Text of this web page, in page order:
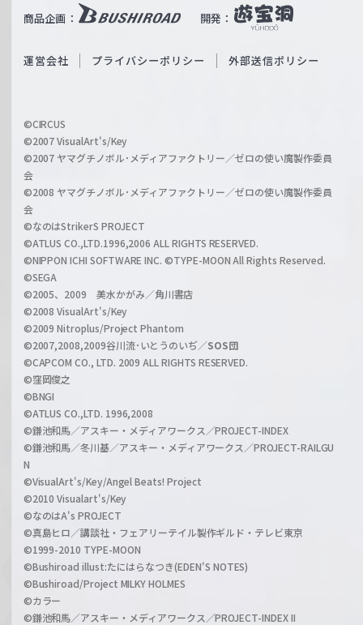
ß
c
a
r
z
商品企画： 開発：
b
O
i
l
h
a
n
l
運営会社 プライバシーポリシー 外部送信ポリシー
©CIRCUS
©2007 VisualArt's/Key
©2007 ヤマグチノボル･メディアファクトリー／ゼロの使い魔製作委員
会
©2008 ヤマグチノボル･メディアファクトリー／ゼロの使い魔製作委員
会
©なのはStrikerS PROJECT
©ATLUS CO.,LTD.1996,2006 ALL RIGHTS RESERVED.
©NIPPON ICHI SOFTWARE INC. ©TYPE-MOON All Rights Reserved.
©SEGA
©2005、2009 美水かがみ／角川書店
©2008 VisualArt's/Key
©2009 Nitroplus/Project Phantom
©2007,2008,2009谷川流･いとうのいぢ／SOS団
©CAPCOM CO., LTD. 2009 ALL RIGHTS RESERVED.
©窪岡俊之
©BNGI
©ATLUS CO.,LTD. 1996,2008
©鎌池和馬／アスキー・メディアワークス／PROJECT-INDEX
©鎌池和馬／冬川基／アスキー・メディアワークス／PROJECT-RAILGU
N
©VisualArt's/Key/Angel Beats! Project
©2010 Visualart's/Key
©なのはA's PROJECT
©真島ヒロ／講談社・フェアリーテイル製作ギルド・テレビ東京
©1999-2010 TYPE-MOON
©Bushiroad illust:たにはらなつき(EDEN'S NOTES)
©Bushiroad/Project MILKY HOLMES
©カラー
©鎌池和馬／アスキー・メディアワークス／PROJECT-INDEX II